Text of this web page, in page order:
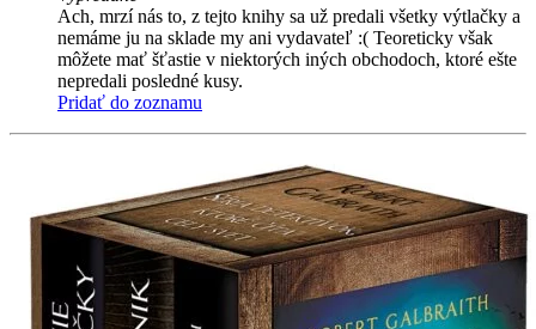
Ach, mrzí nás to, z tejto knihy sa už predali všetky výtlačky a
nemáme ju na sklade my ani vydavateľ :( Teoreticky však
môžete mať šťastie v niektorých iných obchodoch, ktoré ešte
nepredali posledné kusy.
Pridať do zoznamu